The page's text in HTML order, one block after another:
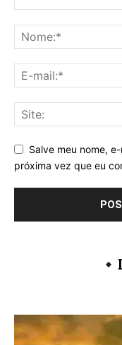
Salve meu nome,
próxima vez que eu